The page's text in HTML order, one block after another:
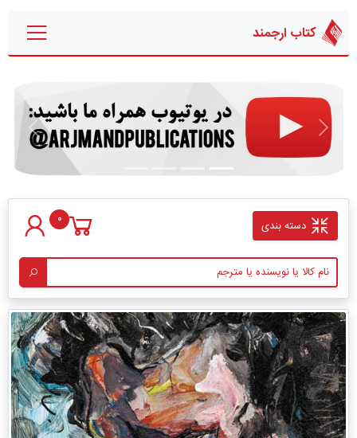
کتاب ارجمند
قبلی بعدی
دسته بندی 0